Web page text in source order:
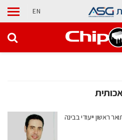
EN
ראשון ייעודי בבינה